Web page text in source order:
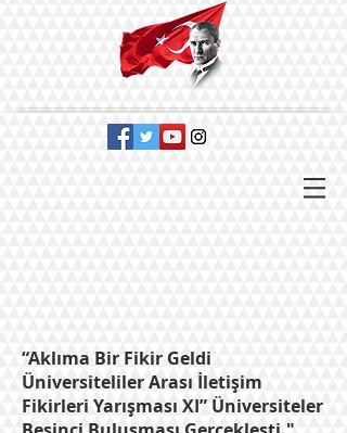
“Aklıma Bir Fikir Geldi
Üniversiteliler Arası İletişim
Fikirleri Yarışması XI” Üniversiteler